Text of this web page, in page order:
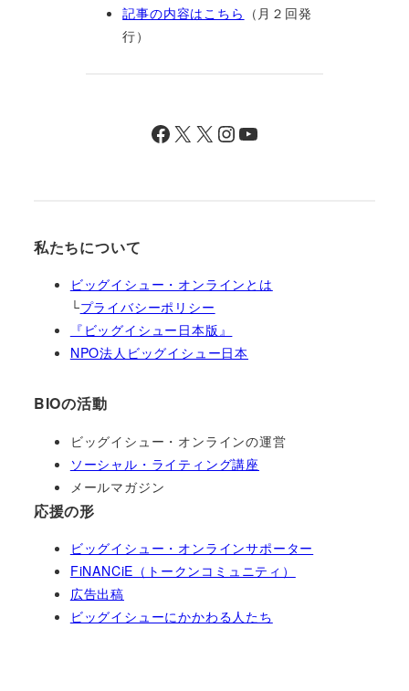
記事の内容はこちら （月２回発
行）
Facebook X X InstagramYouTube
私たちについて
ビッグイシュー・オンラインとは
└プライバシーポリシー
『ビッグイシュー日本版』
NPO法人ビッグイシュー日本
BIOの活動
ビッグイシュー・オンラインの運営
ソーシャル・ライティング講座
メールマガジン
応援の形
ビッグイシュー・オンラインサポーター
FiNANCiE（トークンコミュニティ）
広告出稿
ビッグイシューにかかわる人たち